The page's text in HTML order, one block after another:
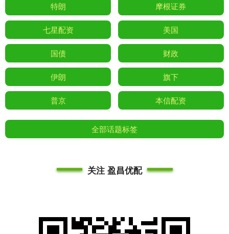
特朗 摩根证券
七星配资 美国
国债 财政
伊朗 旗下
普京 本信配资
全部话题标签
关注 盈昌优配